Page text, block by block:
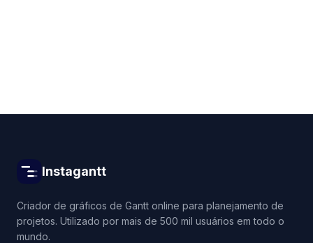
Instagantt
Criador de gráficos de Gantt online para planejamento de
projetos. Utilizado por mais de 500 mil usuários em todo o
mundo.